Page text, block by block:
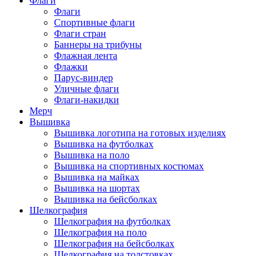
Флаги
Спортивные флаги
Флаги стран
Баннеры на трибуны
Флажная лента
Флажки
Парус-виндер
Уличные флаги
Флаги-накидки
Мерч
Вышивка
Вышивка логотипа на готовых изделиях
Вышивка на футболках
Вышивка на поло
Вышивка на спортивных костюмах
Вышивка на майках
Вышивка на шортах
Вышивка на бейсболках
Шелкография
Шелкография на футболках
Шелкография на поло
Шелкография на бейсболках